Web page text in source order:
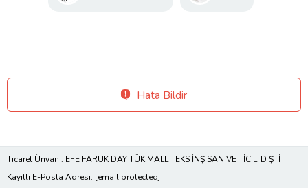
Hata Bildir
Ticaret Ünvanı: EFE FARUK DAY TÜK MALL TEKS İNŞ SAN VE TİC LTD ŞTİ
Kayıtlı E-Posta Adresi: [email protected]